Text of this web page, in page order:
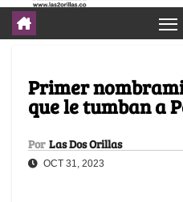
Primer
que le tumban a
Por Las Dos Orillas
OCT 31, 2023